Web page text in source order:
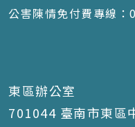
公害陳情免付費專線
東區辦公室
701044 臺南市東區